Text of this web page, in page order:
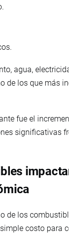
agua,
de los que más
fue el
significativas
de los
costo para